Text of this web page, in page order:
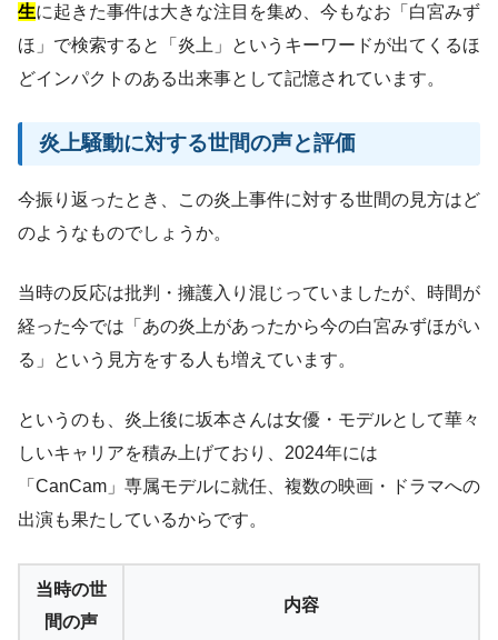
生に起きた事件は大きな注目を集め、今もなお「白宮みず
ほ」で検索すると「炎上」というキーワードが出てくるほ
どインパクトのある出来事として記憶されています。
炎上騒動に対する世間の声と評価
今振り返ったとき、この炎上事件に対する世間の見方はど
のようなものでしょうか。
当時の反応は批判・擁護入り混じっていましたが、時間が
経った今では「あの炎上があったから今の白宮みずほがい
る」という見方をする人も増えています。
というのも、炎上後に坂本さんは女優・モデルとして華々
しいキャリアを積み上げており、2024年には
「CanCam」専属モデルに就任、複数の映画・ドラマへの
出演も果たしているからです。
当時の世
間の声
内容